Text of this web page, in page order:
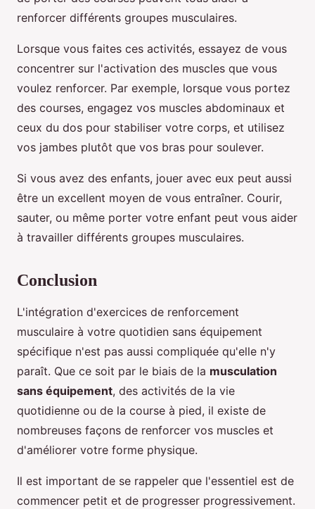
renforcer différents groupes musculaires.
Lorsque vous faites ces activités, essayez de vous
concentrer sur l'activation des muscles que vous
voulez renforcer. Par exemple, lorsque vous portez
des courses, engagez vos muscles abdominaux et
ceux du dos pour stabiliser votre corps, et utilisez
vos jambes plutôt que vos bras pour soulever.
Si vous avez des enfants, jouer avec eux peut aussi
être un excellent moyen de vous entraîner. Courir,
sauter, ou même porter votre enfant peut vous aider
à travailler différents groupes musculaires.
Conclusion
L'intégration d'exercices de renforcement
musculaire à votre quotidien sans équipement
spécifique n'est pas aussi compliquée qu'elle n'y
paraît. Que ce soit par le biais de la musculation
sans équipement, des activités de la vie
quotidienne ou de la course à pied, il existe de
nombreuses façons de renforcer vos muscles et
d'améliorer votre forme physique.
Il est important de se rappeler que l'essentiel est de
commencer petit et de progresser progressivement.